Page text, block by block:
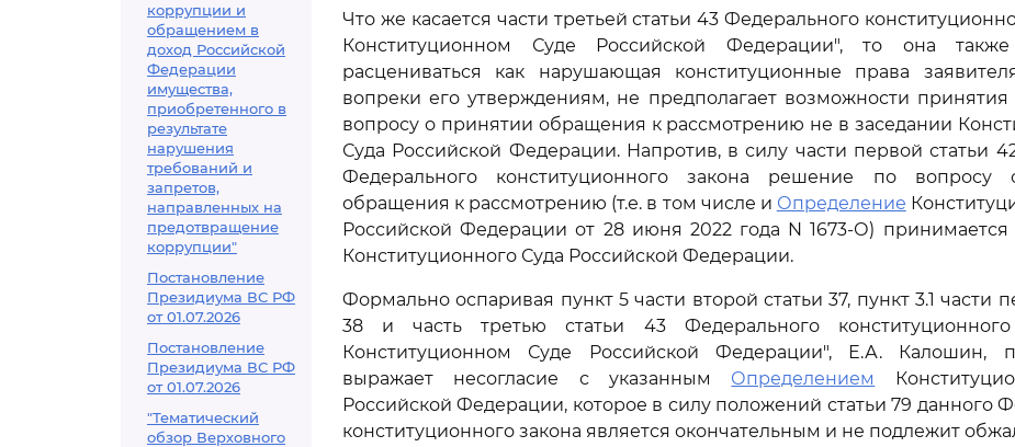
коррупции и
обращением в
доход Российской
Федерации
имущества,
приобретенного в
результате
нарушения
требований и
запретов,
направленных на
предотвращение
коррупции"
Постановление
Президиума ВС РФ
от 01.07.2026
Постановление
Президиума ВС РФ
от 01.07.2026
"Тематический
обзор Верховного
Что же касается части третьей статьи 43 Федерального
Конституционном Суде Российской Федерации", то она
расцениваться как нарушающая конституционные права
вопреки его утверждениям, не предполагает возможности
вопросу о принятии обращения к рассмотрению не в заседании
Суда Российской Федерации. Напротив, в силу части первой статьи
Федерального конституционного закона решение по вопросу
обращения к рассмотрению (т.е. в том числе и Определение
Российской Федерации от 28 июня 2022 года N 1673-О) принимается
Конституционного Суда Российской Федерации.
Формально оспаривая пункт 5 части второй статьи 37, пункт 3.1 части
38 и часть третью статьи 43 Федерального
Конституционном Суде Российской Федерации", Е.А. Калошин,
выражает несогласие с указанным Определением
Российской Федерации, которое в силу положений статьи 79 данного
конституционного закона является окончательным и не подлежит